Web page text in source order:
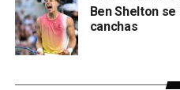
Ben Shelton
canchas